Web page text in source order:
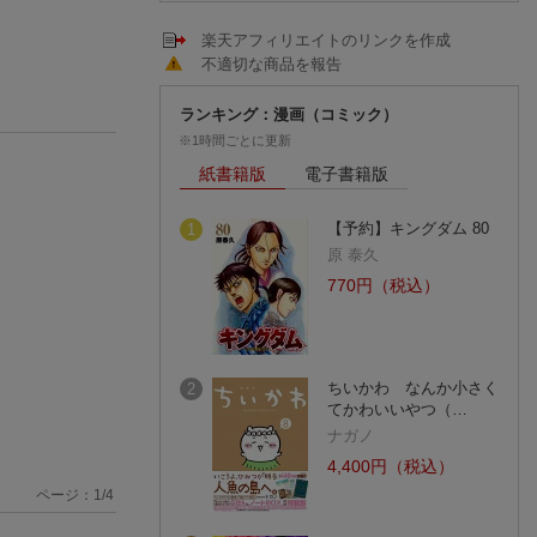
ページ： 1/4
楽天アフィリエイトのリンクを作成
不適切な商品を報告
ランキング：漫画（コミック）
※1時間ごとに更新
紙書籍版 電子書籍版
1
【予約】キングダム 80
原 泰久
770円（税込）
2
ちいかわ なんか小さく
てかわいいやつ（…
ナガノ
4,400円（税込）